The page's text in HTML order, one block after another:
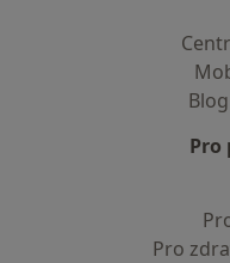
Pro
Pro